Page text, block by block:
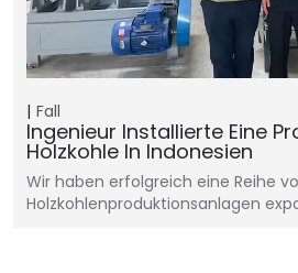
Fall
Ingenieur Installierte Eine
Holzkohle In Indonesien
Wir haben erfolgreich eine Reihe
Holzkohlenproduktionsanlagen